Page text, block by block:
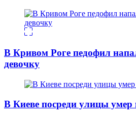
В Кривом Роге педофил
девочку
В Киеве посреди улицы